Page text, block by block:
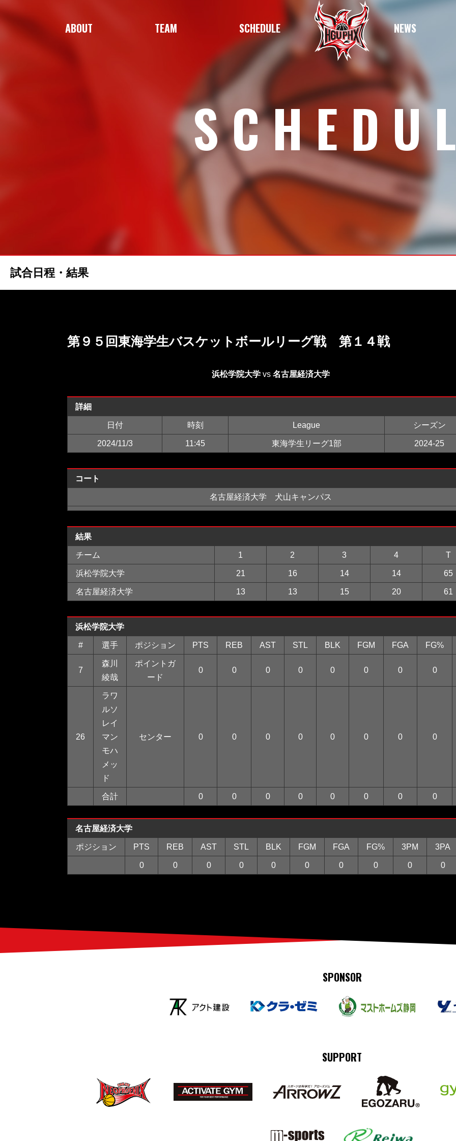
ABOUT TEAM SCHEDULE NEWS
試合日程・結果
第９５回東海学生バスケットボールリーグ戦 第１４戦
浜松学院大学 vs 名古屋経済大学
詳細
日付 時刻 League シーズン
2024/11/3 11:45 東海学生リーグ1部 2024-25
コート
名古屋経済大学 犬山キャンパス
結果
チーム 1 2 3 4 T
浜松学院大学 21 16 14 14 65
名古屋経済大学 13 13 15 20 61
浜松学院大学
# 選手 ポジション PTS REB AST STL BLK FGM FGA FG%
7
森川
綾哉
ポイントガ
ード
0 0 0 0 0 0 0 0
26
ラワ
ルソ
レイ
マン
モハ
メッ
ド
センター 0 0 0 0 0 0 0 0
合計 0 0 0 0 0 0 0 0
名古屋経済大学
ポジション PTS REB AST STL BLK FGM FGA FG% 3PM 3PA
0 0 0 0 0 0 0 0 0 0
SPONSOR
SUPPORT